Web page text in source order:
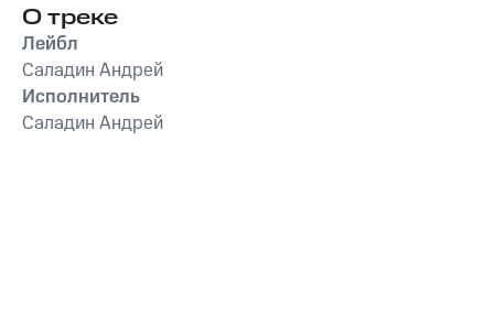
О треке
Лейбл
Саладин Андрей
Исполнитель
Саладин Андрей